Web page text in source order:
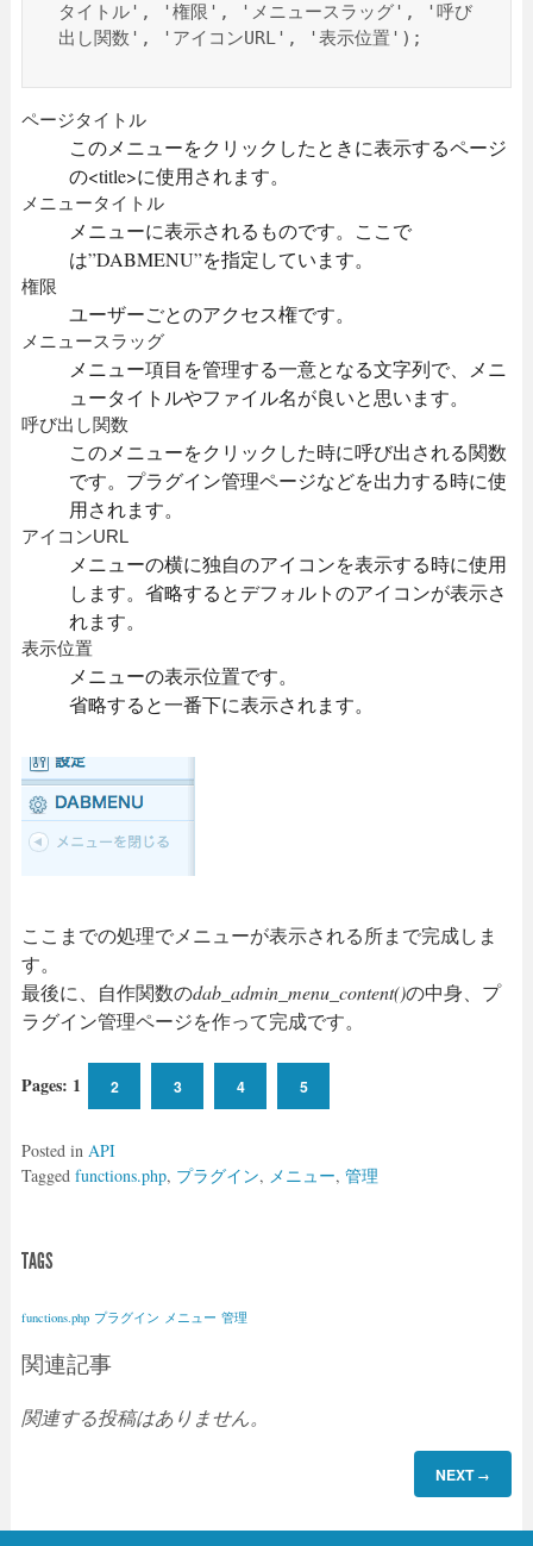
タイトル', '権限', 'メニュースラッグ', '呼び
出し関数', 'アイコンURL', '表示位置');
ページタイトル
このメニューをクリックしたときに表示するページ
の<title>に使用されます。
メニュータイトル
メニューに表示されるものです。ここで
は”DABMENU”を指定しています。
権限
ユーザーごとのアクセス権です。
メニュースラッグ
メニュー項目を管理する一意となる文字列で、メニ
ュータイトルやファイル名が良いと思います。
呼び出し関数
このメニューをクリックした時に呼び出される関数
です。プラグイン管理ページなどを出力する時に使
用されます。
アイコンURL
メニューの横に独自のアイコンを表示する時に使用
します。省略するとデフォルトのアイコンが表示さ
れます。
表示位置
メニューの表示位置です。
省略すると一番下に表示されます。
ここまでの処理でメニューが表示される所まで完成しま
す。
最後に、自作関数のdab_admin_menu_content()の中身、プ
ラグイン管理ページを作って完成です。
Pages: 1 2 3 4 5
Posted in API
Tagged functions.php, プラグイン, メニュー, 管理
TAGS
functions.php プラグイン メニュー 管理
関連記事
関連する投稿はありません。
NEXT →